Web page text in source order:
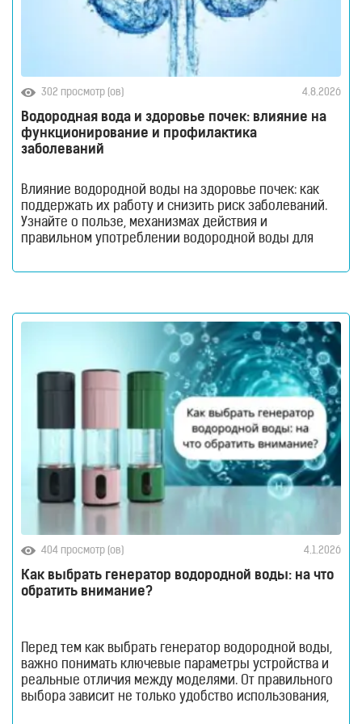
302 просмотр (ов) 4.8.2026
Водородная вода и здоровье почек: влияние на
функционирование и профилактика
заболеваний
Влияние водородной воды на здоровье почек: как
поддержать их работу и снизить риск заболеваний.
Узнайте о пользе, механизмах действия и
правильном употреблении водородной воды для
просто наш «фильтр», как принято говорить. Это
регулирует уровень жидкости, влияет на давление
404 просмотр (ов) 4.1.2026
Как выбрать генератор водородной воды: на что
обратить внимание?
Перед тем как выбрать генератор водородной воды,
важно понимать ключевые параметры устройства и
реальные отличия между моделями. От правильного
выбора зависит не только удобство использования,